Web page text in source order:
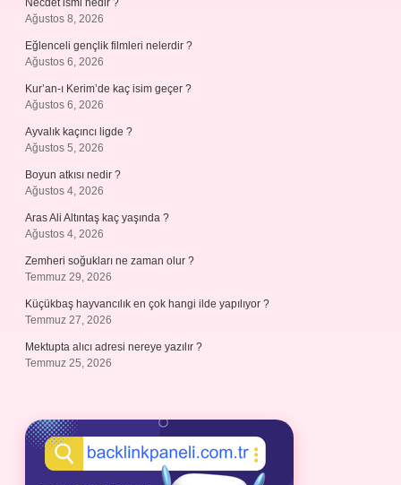
Necdet ismi nedir ?
Ağustos 8, 2026
Eğlenceli gençlik filmleri nelerdir ?
Ağustos 6, 2026
Kur’an-ı Kerim’de kaç isim geçer ?
Ağustos 6, 2026
Ayvalık kaçıncı ligde ?
Ağustos 5, 2026
Boyun atkısı nedir ?
Ağustos 4, 2026
Aras Ali Altıntaş kaç yaşında ?
Ağustos 4, 2026
Zemheri soğukları ne zaman olur ?
Temmuz 29, 2026
Küçükbaş hayvancılık en çok hangi ilde yapılıyor ?
Temmuz 27, 2026
Mektupta alıcı adresi nereye yazılır ?
Temmuz 25, 2026